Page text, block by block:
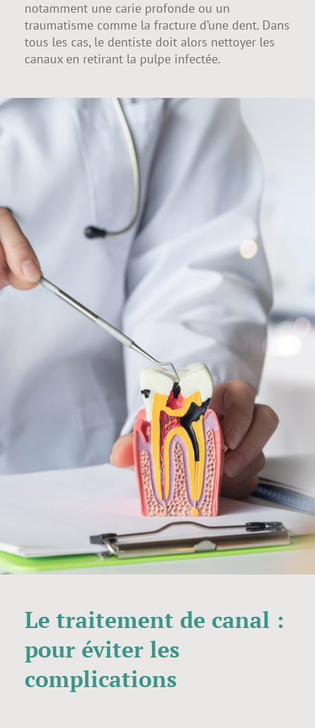
notamment une carie profonde ou un
traumatisme comme la fracture d’une dent. Dans
tous les cas, le dentiste doit alors nettoyer les
canaux en retirant la pulpe infectée.
Le traitement de canal :
pour éviter les
complications